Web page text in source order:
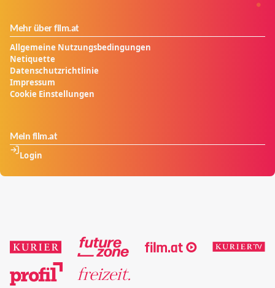
Mehr über film.at
Allgemeine Nutzungsbedingungen
Netiquette
Datenschutzrichtlinie
Impressum
Cookie Einstellungen
Mein film.at
Login